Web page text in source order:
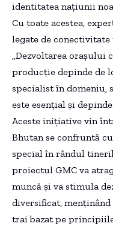
identitatea națiunii
Cu toate acestea,
legate de conectivitate
„Dezvoltarea orașului
producție depinde de
specialist în domeniu,
este esențial și
Aceste inițiative vin
Bhutan se confruntă
special în rândul
proiectul GMC va
muncă și va stimula
diversificat,
trai bazat pe